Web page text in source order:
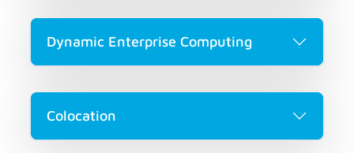
Dynamic Enterprise Computing
Colocation